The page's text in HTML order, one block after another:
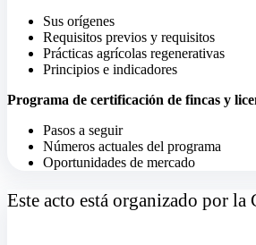
Sus orígenes
Requisitos previos y requisitos
Prácticas agrícolas regenerativas
Principios e indicadores
Programa de certificación de fincas y
Pasos a seguir
Números actuales del programa
Oportunidades de mercado
Este acto está organizado por